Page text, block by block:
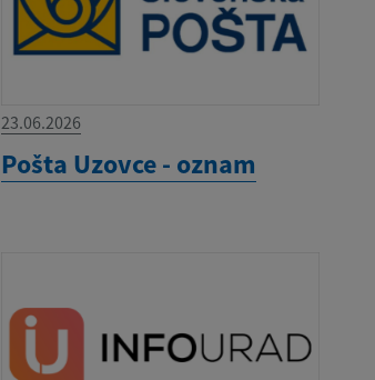
23.06.2026
Pošta Uzovce - oznam